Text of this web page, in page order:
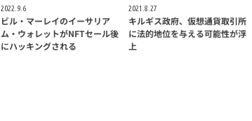
2022.9.6
ビル・マーレイのイーサリア
ム・ウォレットがNFTセール後
にハッキングされる
2021.8.27
キルギス政府、仮想通貨取引所
に法的地位を与える可能性が浮
上